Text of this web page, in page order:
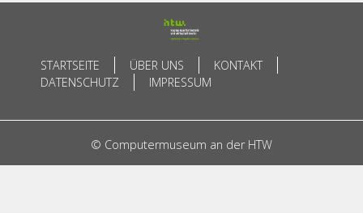
STARTSEITE ÜBER UNS
KONTAKT
DATENSCHUTZ
IMPRESSUM
© Computermuseum an der HTW